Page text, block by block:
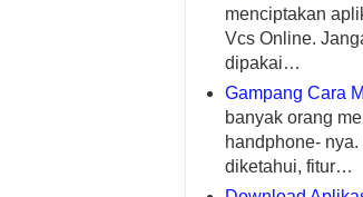
menciptakan
Vcs Online.
dipakai…
Gampang Cara
banyak orang
handphone-
diketahui, fitur…